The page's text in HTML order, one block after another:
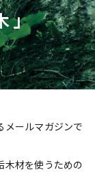
」
メールマガジンで
木材を使うための